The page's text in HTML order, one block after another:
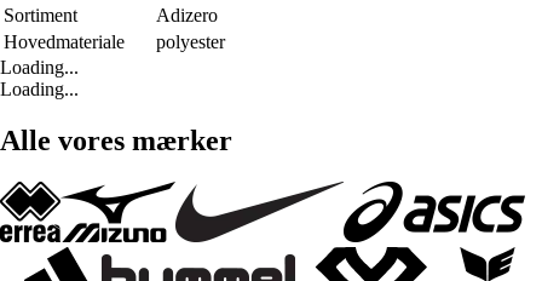
Sortiment
Adizero
Hovedmateriale
polyester
Loading...
Loading...
Alle vores mærker